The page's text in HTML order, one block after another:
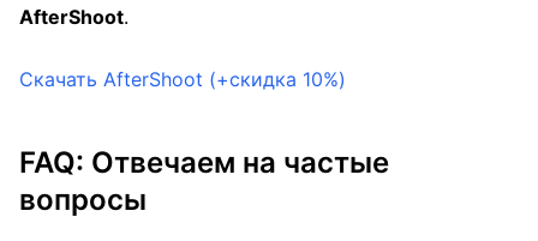
AfterShoot.
Скачать AfterShoot (+скидка 10%)
FAQ: Отвечаем на частые
вопросы